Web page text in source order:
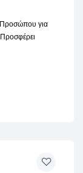
για